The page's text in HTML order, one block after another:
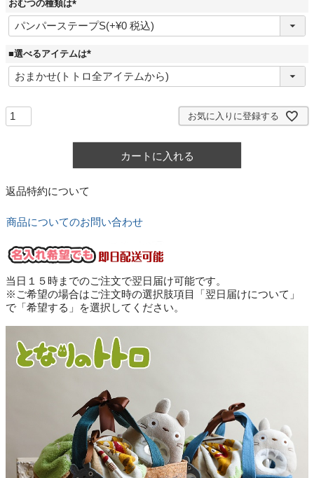
おむつの種類は
(
必
須
)
■選べるアイテムは
(
必
須
お気に入りに登録する
カートに入れる
返品特約について
商品についてのお問い合わせ
当日１５時までのご注文で翌日届け可能です。
※ご希望の場合はご注文時の選択肢項目「翌日届けについて」
で「希望する」を選択してください。